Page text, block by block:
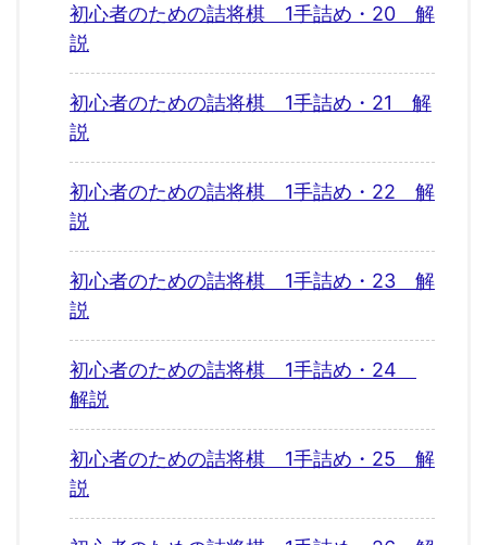
初心者のための詰将棋 1手詰め・20 解
説
初心者のための詰将棋 1手詰め・21 解
説
初心者のための詰将棋 1手詰め・22 解
説
初心者のための詰将棋 1手詰め・23 解
説
初心者のための詰将棋 1手詰め・24
解説
初心者のための詰将棋 1手詰め・25 解
説